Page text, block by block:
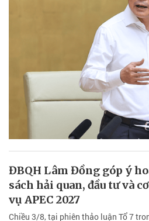
ĐBQH Lâm Đồng góp ý
sách hải quan, đầu tư và
vụ APEC 2027
Chiều 3/8, tại phiên thảo luận Tổ 7